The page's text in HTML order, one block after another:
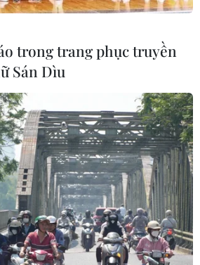
trong trang phục truyền
Sán Dìu